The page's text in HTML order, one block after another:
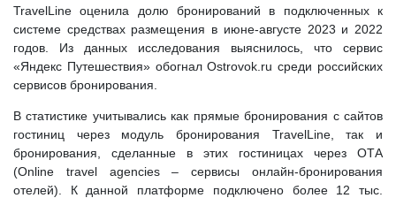
TravelLine оценила долю бронирований в подключенных к
системе средствах размещения в июне-августе 2023 и 2022
годов. Из данных исследования выяснилось, что сервис
«Яндекс Путешествия» обогнал Ostrovok.ru среди российских
сервисов бронирования.
В статистике учитывались как прямые бронирования с сайтов
гостиниц через модуль бронирования TravelLine, так и
бронирования, сделанные в этих гостиницах через ОТА
(Online travel agencies – сервисы онлайн-бронирования
отелей). К данной платформе подключено более 12 тыс.